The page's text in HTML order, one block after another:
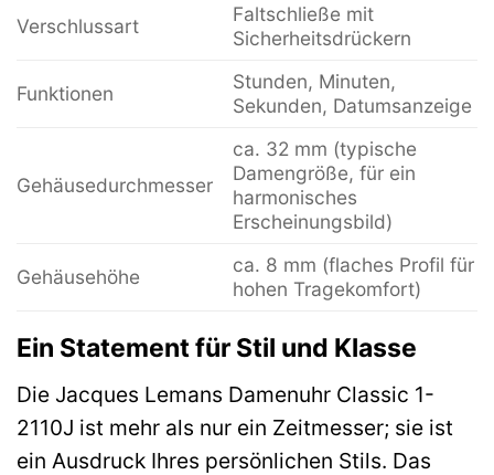
Verschlussart
Faltschließe mit
Sicherheitsdrückern
Funktionen
Stunden, Minuten,
Sekunden, Datumsanzeige
Gehäusedurchmesser
ca. 32 mm (typische
Damengröße, für ein
harmonisches
Erscheinungsbild)
Gehäusehöhe
ca. 8 mm (flaches Profil für
hohen Tragekomfort)
Ein Statement für Stil und Klasse
Die Jacques Lemans Damenuhr Classic 1-
2110J ist mehr als nur ein Zeitmesser; sie ist
ein Ausdruck Ihres persönlichen Stils. Das